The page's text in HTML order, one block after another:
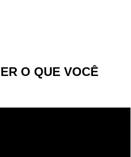
O QUE VOCÊ